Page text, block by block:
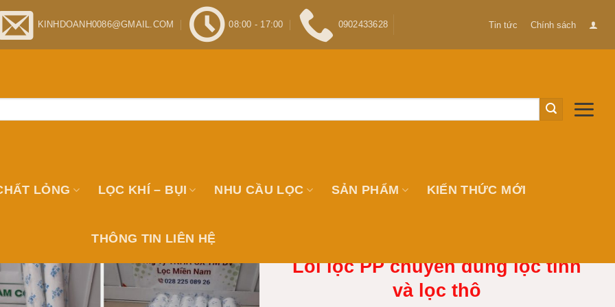
KINHDOANH0086@GMAIL.COM 08:00 - 17:00 0902433628 Tin tức Chính sách
LỎNG LỌC KHÍ – BỤI NHU CẦU LỌC SẢN PHẨM KIẾN THỨC MỚI
THÔNG TIN LIÊN HỆ
Lõi lọc PP chuyên dùng lọc tinh
và lọc thô